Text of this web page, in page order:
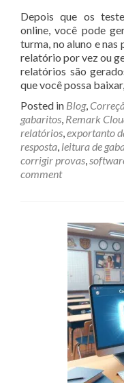
Depois que os
online, você pode
turma, no aluno e nas
relatório por vez ou
relatórios são
que você possa
Posted in Blog,
gabaritos, Remark
relatórios,exportanto
resposta, leitura de
corrigir provas,
comment